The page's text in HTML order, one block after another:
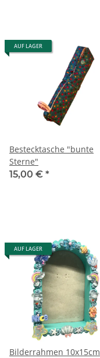
AUF LAGER
Bestecktasche "bunte
Sterne"
15,00 € *
AUF LAGER
Bilderrahmen 10x15cm